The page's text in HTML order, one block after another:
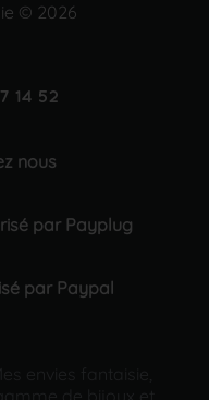
© 2026
nous
par Payplug
par Paypal